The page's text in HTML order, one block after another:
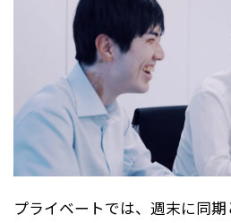
プライベートでは、週末に同